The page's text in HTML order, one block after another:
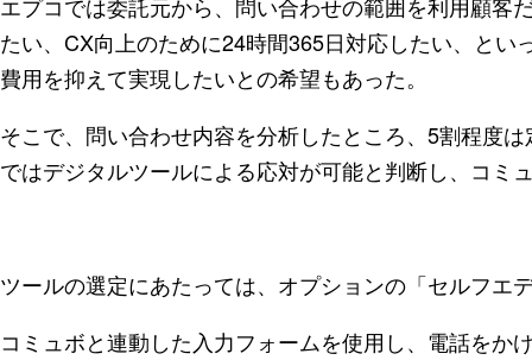
たい、CX向上のために24時間365日対応したい、と
費用を抑えて実現したいとの希望もあった。
そこで、問い合わせ内容を分析したところ、5割程度
ではデジタルツールによる応対が可能と判断し、コミ
ツールの選定にあたっては、オプションの「セルフエ
コミュボと連動した入力フォームを使用し、電話をか